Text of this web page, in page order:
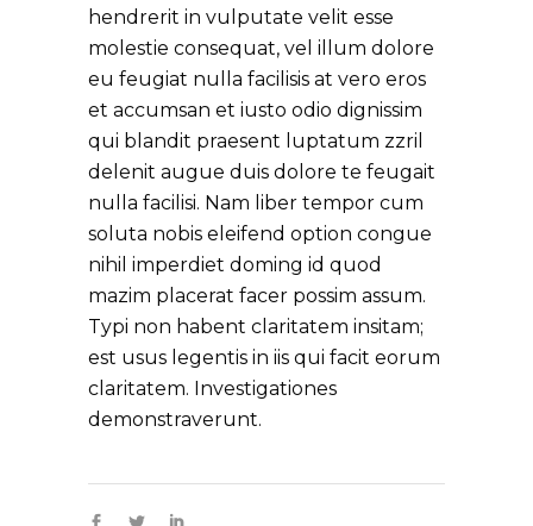
hendrerit in vulputate velit esse
molestie consequat, vel illum dolore
eu feugiat nulla facilisis at vero eros
et accumsan et iusto odio dignissim
qui blandit praesent luptatum zzril
delenit augue duis dolore te feugait
nulla facilisi. Nam liber tempor cum
soluta nobis eleifend option congue
nihil imperdiet doming id quod
mazim placerat facer possim assum.
Typi non habent claritatem insitam;
est usus legentis in iis qui facit eorum
claritatem. Investigationes
demonstraverunt.